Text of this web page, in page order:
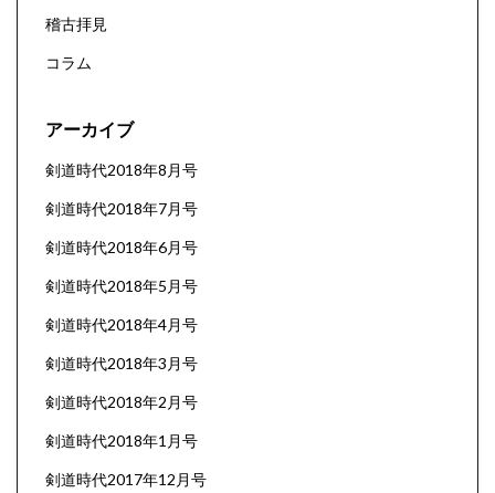
稽古拝見
コラム
アーカイブ
剣道時代2018年8月号
剣道時代2018年7月号
剣道時代2018年6月号
剣道時代2018年5月号
剣道時代2018年4月号
剣道時代2018年3月号
剣道時代2018年2月号
剣道時代2018年1月号
剣道時代2017年12月号